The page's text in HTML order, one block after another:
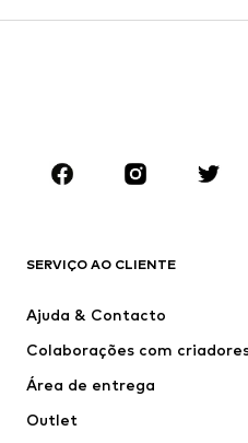
MARCAS
new balance
CONVERSE
SERVIÇO AO CLIENTE
Ajuda & Contacto
Colaborações com
Área de entrega
Outlet